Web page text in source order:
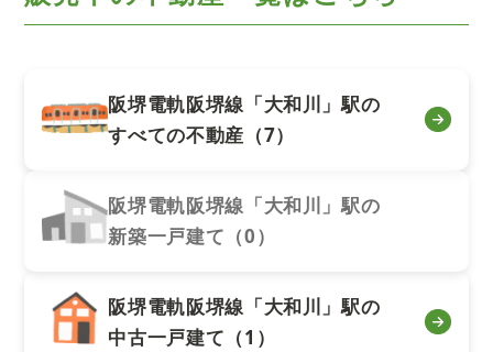
阪堺電軌阪堺線「大和川」駅の
すべての不動産（7）
阪堺電軌阪堺線「大和川」駅の
新築一戸建て（0）
阪堺電軌阪堺線「大和川」駅の
中古一戸建て（1）